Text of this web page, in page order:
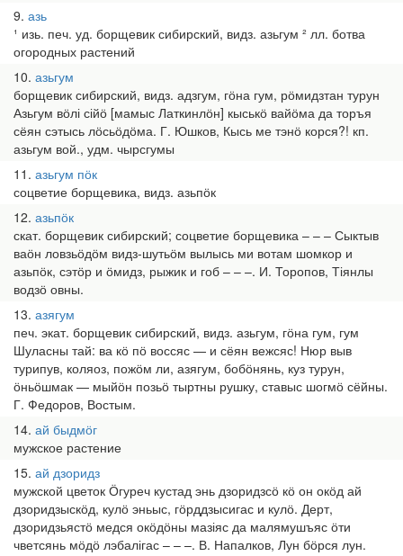
9 азь
¹ изь. печ. уд. борщевик сибирский, видз. азьгум ² лл. ботва
огородных растений
10 азьгум
борщевик сибирский, видз. адзгум, гӧна гум, рӧмидзтан турун
Азьгум вӧлі сійӧ [мамыс Латкинлӧн] кыськӧ вайӧма да торъя
сёян сэтысь лӧсьӧдӧма. Г. Юшков, Кысь ме тэнӧ корся?! кп.
азьгум вой., удм. чырсгумы
11 азьгум пӧк
соцветие борщевика, видз. азьпӧк
12 азьпӧк
скат. борщевик сибирский; соцветие борщевика – – – Сыктыв
ваӧн ловзьӧдӧм видз-шутьӧм вылысь ми вотам шомкор и
азьпӧк, сэтӧр и ӧмидз, рыжик и гоб – – –. И. Торопов, Тіянлы
водзӧ овны.
13 азягум
печ. экат. борщевик сибирский, видз. азьгум, гӧна гум, гум
Шуласны тай: ва кӧ пӧ воссяс — и сёян вежсяс! Нюр выв
турипув, коляоз, пожӧм ли, азягум, бобӧнянь, куз турун,
ӧньӧшмак — мыйӧн позьӧ тыртны рушку, ставыс шогмӧ сёйны.
Г. Федоров, Востым.
14 ай быдмӧг
мужское растение
15 ай дзоридз
мужской цветок Ӧгуреч кустад энь дзоридзсӧ кӧ он окӧд ай
дзоридзыскӧд, кулӧ эньыс, гӧрддзысигас и кулӧ. Дерт,
дзоридзьястӧ медся окӧдӧны мазіяс да малямушъяс ӧти
чветсянь мӧдӧ лэбалігас – – –. В. Напалков, Лун бӧрся лун.